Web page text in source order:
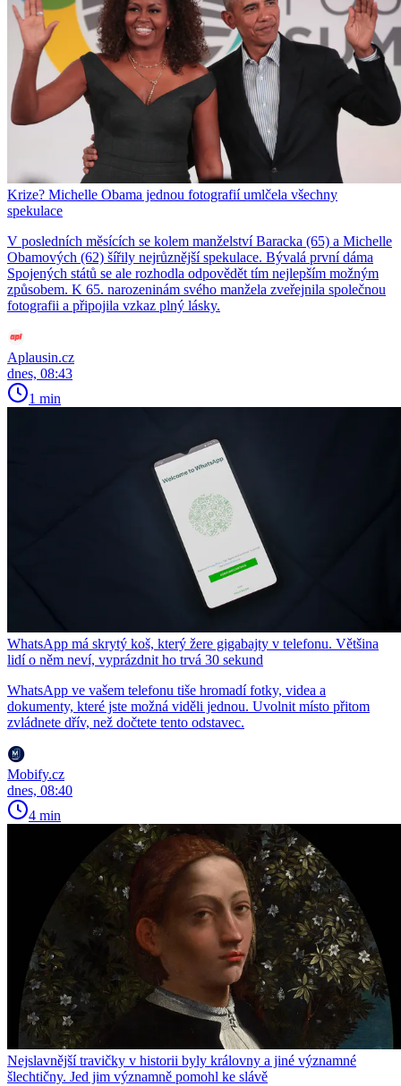
Krize? Michelle Obama jednou fotografií umlčela všechny
spekulace
V posledních měsících se kolem manželství Baracka (65) a Michelle
Obamových (62) šířily nejrůznější spekulace. Bývalá první dáma
Spojených států se ale rozhodla odpovědět tím nejlepším možným
způsobem. K 65. narozeninám svého manžela zveřejnila společnou
fotografii a připojila vzkaz plný lásky.
Aplausin.cz
dnes, 08:43
1 min
WhatsApp má skrytý koš, který žere gigabajty v telefonu. Většina
lidí o něm neví, vyprázdnit ho trvá 30 sekund
WhatsApp ve vašem telefonu tiše hromadí fotky, videa a
dokumenty, které jste možná viděli jednou. Uvolnit místo přitom
zvládnete dřív, než dočtete tento odstavec.
Mobify.cz
dnes, 08:40
4 min
Nejslavnější travičky v historii byly královny a jiné významné
šlechtičny. Jed jim významně pomohl ke slávě